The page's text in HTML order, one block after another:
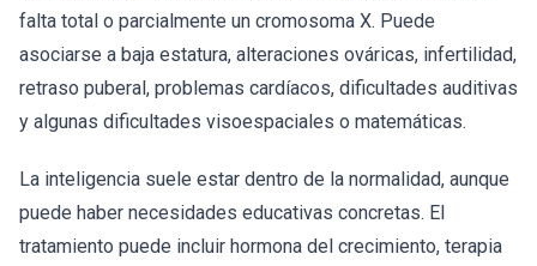
falta total o parcialmente un cromosoma X. Puede
asociarse a baja estatura, alteraciones ováricas, infertilidad,
retraso puberal, problemas cardíacos, dificultades auditivas
y algunas dificultades visoespaciales o matemáticas.
La inteligencia suele estar dentro de la normalidad, aunque
puede haber necesidades educativas concretas. El
tratamiento puede incluir hormona del crecimiento, terapia